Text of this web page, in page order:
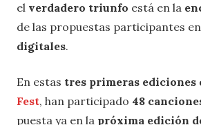
el verdadero triunfo está en la
de las propuestas participantes
digitales.
En estas tres primeras ediciones
Fest, han participado 48
puesta ya en la próxima edición